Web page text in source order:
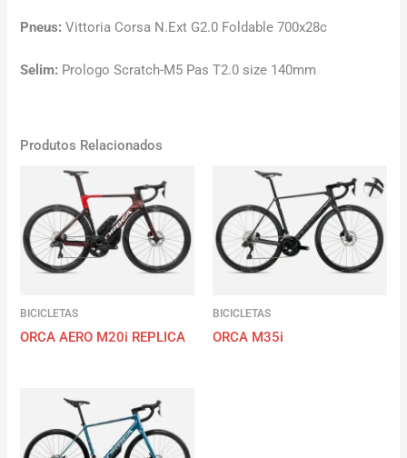
Pneus: Vittoria Corsa N.Ext G2.0 Foldable 700x28c
Selim: Prologo Scratch-M5 Pas T2.0 size 140mm
Produtos Relacionados
BICICLETAS
ORCA AERO M20i REPLICA
BICICLETAS
ORCA M35i